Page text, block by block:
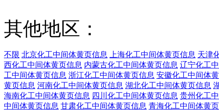
其他地区：
不限 北京化工中间体黄页信息 上海化工中间体黄页信息 天津
西化工中间体黄页信息 内蒙古化工中间体黄页信息 辽宁化工
工中间体黄页信息 浙江化工中间体黄页信息 安徽化工中间体
黄页信息 河南化工中间体黄页信息 湖北化工中间体黄页信息
海南化工中间体黄页信息 四川化工中间体黄页信息 贵州化工
中间体黄页信息 甘肃化工中间体黄页信息 青海化工中间体黄